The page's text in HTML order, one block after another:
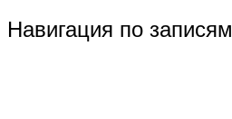
Навигация по записям